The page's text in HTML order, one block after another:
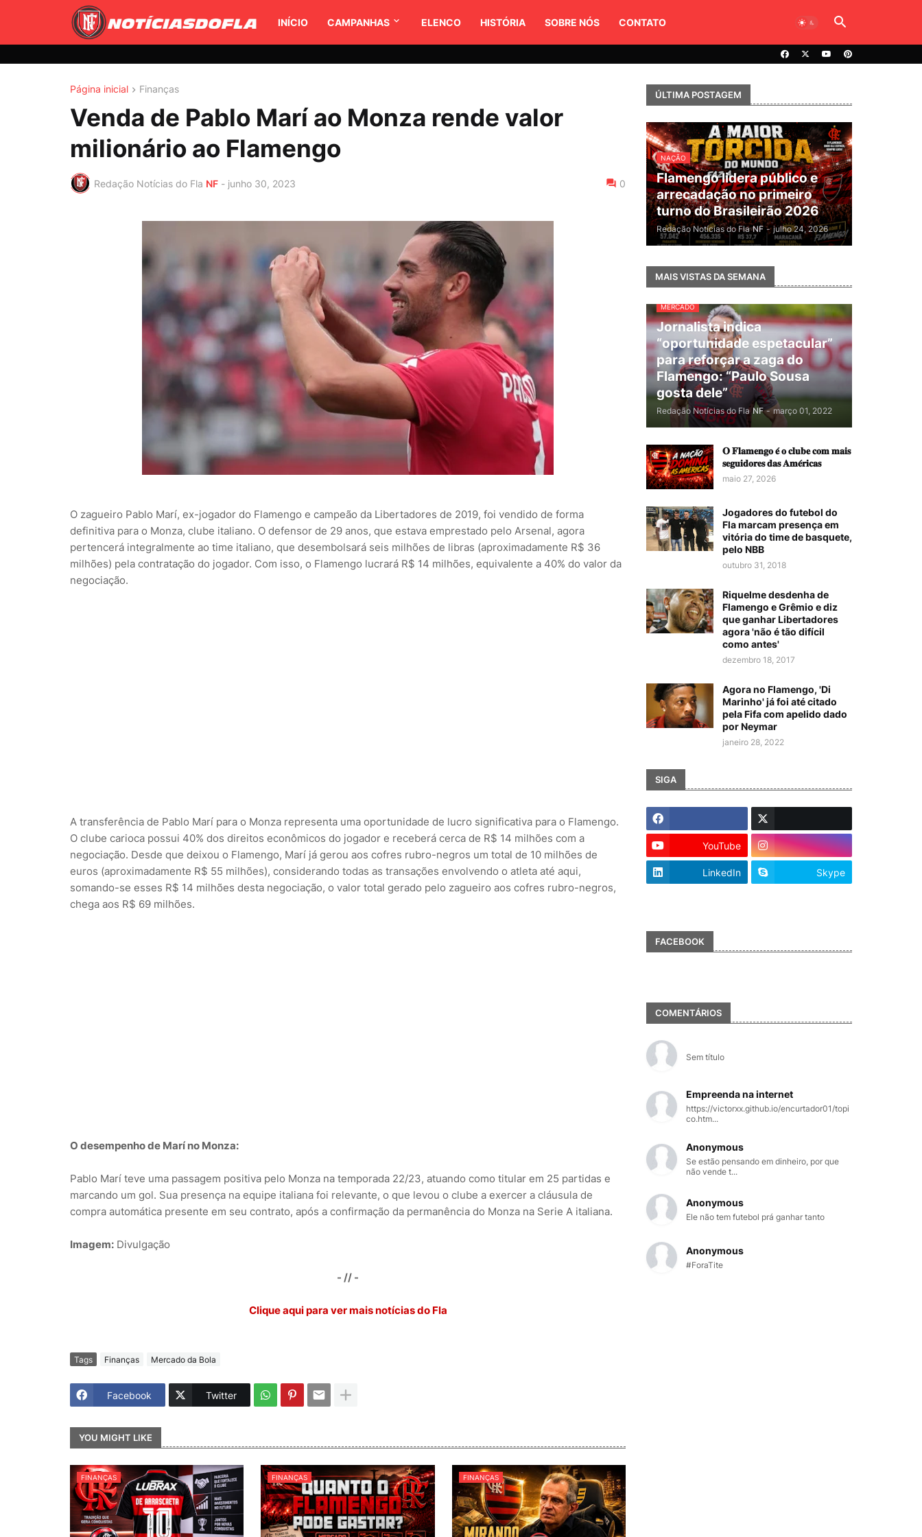
INÍCIO CAMPANHAS ELENCO HISTÓRIA SOBRE NÓS CONTATO
Página inicial Finanças
Venda de Pablo Marí ao Monza rende valor
milionário ao Flamengo
Redação Notícias do Fla NF - junho 30, 2023 0
O zagueiro Pablo Marí, ex-jogador do Flamengo e campeão da Libertadores de 2019, foi vendido de forma
definitiva para o Monza, clube italiano. O defensor de 29 anos, que estava emprestado pelo Arsenal, agora
pertencerá integralmente ao time italiano, que desembolsará seis milhões de libras (aproximadamente R$ 36
milhões) pela contratação do jogador. Com isso, o Flamengo lucrará R$ 14 milhões, equivalente a 40% do valor da
negociação.
A transferência de Pablo Marí para o Monza representa uma oportunidade de lucro significativa para o Flamengo.
O clube carioca possui 40% dos direitos econômicos do jogador e receberá cerca de R$ 14 milhões com a
negociação. Desde que deixou o Flamengo, Marí já gerou aos cofres rubro-negros um total de 10 milhões de
euros (aproximadamente R$ 55 milhões), considerando todas as transações envolvendo o atleta até aqui,
somando-se esses R$ 14 milhões desta negociação, o valor total gerado pelo zagueiro aos cofres rubro-negros,
chega aos R$ 69 milhões.
O desempenho de Marí no Monza:
Pablo Marí teve uma passagem positiva pelo Monza na temporada 22/23, atuando como titular em 25 partidas e
marcando um gol. Sua presença na equipe italiana foi relevante, o que levou o clube a exercer a cláusula de
compra automática presente em seu contrato, após a confirmação da permanência do Monza na Serie A italiana.
Imagem: Divulgação
- // -
Clique aqui para ver mais notícias do Fla
Tags Finanças Mercado da Bola
Facebook Twitter
YOU MIGHT LIKE
FINANÇAS FINANÇAS FINANÇAS
ÚLTIMA POSTAGEM
NAÇÃO
Flamengo lidera público e
arrecadação no primeiro
turno do Brasileirão 2026
Redação Notícias do Fla NF - julho 24, 2026
MAIS VISTAS DA SEMANA
MERCADO
Jornalista indica
“oportunidade espetacular”
para reforçar a zaga do
Flamengo: “Paulo Sousa
gosta dele”
Redação Notícias do Fla NF - março 01, 2022
𝐎 𝐅𝐥𝐚𝐦𝐞𝐧𝐠𝐨 𝐞́ 𝐨 𝐜𝐥𝐮𝐛𝐞 𝐜𝐨𝐦 𝐦𝐚𝐢𝐬
𝐬𝐞𝐠𝐮𝐢𝐝𝐨𝐫𝐞𝐬 𝐝𝐚𝐬 𝐀𝐦𝐞́𝐫𝐢𝐜𝐚𝐬
maio 27, 2026
Jogadores do futebol do
Fla marcam presença em
vitória do time de basquete,
pelo NBB
outubro 31, 2018
Riquelme desdenha de
Flamengo e Grêmio e diz
que ganhar Libertadores
agora 'não é tão difícil
como antes'
dezembro 18, 2017
Agora no Flamengo, 'Di
Marinho' já foi até citado
pela Fifa com apelido dado
por Neymar
janeiro 28, 2022
SIGA
YouTube
LinkedIn Skype
FACEBOOK
COMENTÁRIOS
Sem título
Empreenda na internet
https://victorxx.github.io/encurtador01/topi
co.htm...
Anonymous
Se estão pensando em dinheiro, por que
não vende t...
Anonymous
Ele não tem futebol prá ganhar tanto
Anonymous
#ForaTite